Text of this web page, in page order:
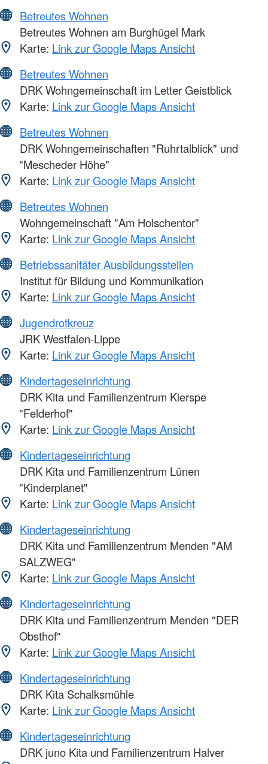
Betreutes Wohnen
Betreutes Wohnen am Burghügel Mark
Karte: Link zur Google Maps Ansicht
Betreutes Wohnen
DRK Wohngemeinschaft im Letter Geistblick
Karte: Link zur Google Maps Ansicht
Betreutes Wohnen
DRK Wohngemeinschaften "Ruhrtalblick" und
"Mescheder Höhe"
Karte: Link zur Google Maps Ansicht
Betreutes Wohnen
Wohngemeinschaft "Am Holschentor"
Karte: Link zur Google Maps Ansicht
Betriebssanitäter Ausbildungsstellen
Institut für Bildung und Kommunikation
Karte: Link zur Google Maps Ansicht
Jugendrotkreuz
JRK Westfalen-Lippe
Karte: Link zur Google Maps Ansicht
Kindertageseinrichtung
DRK Kita und Familienzentrum Kierspe
"Felderhof"
Karte: Link zur Google Maps Ansicht
Kindertageseinrichtung
DRK Kita und Familienzentrum Lünen
"Kinderplanet"
Karte: Link zur Google Maps Ansicht
Kindertageseinrichtung
DRK Kita und Familienzentrum Menden "AM
SALZWEG"
Karte: Link zur Google Maps Ansicht
Kindertageseinrichtung
DRK Kita und Familienzentrum Menden "DER
Obsthof"
Karte: Link zur Google Maps Ansicht
Kindertageseinrichtung
DRK Kita Schalksmühle
Karte: Link zur Google Maps Ansicht
Kindertageseinrichtung
DRK juno Kita und Familienzentrum Halver